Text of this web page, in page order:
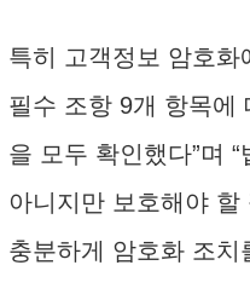
특히 고객정보 암호화
필수 조항 9개 항목에
을 모두 확인했다”며
아니지만 보호해야
충분하게 암호화 조치